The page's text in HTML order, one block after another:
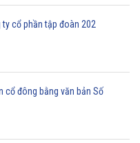
cổ phần tập đoàn 202
cổ đông bằng văn bản Số